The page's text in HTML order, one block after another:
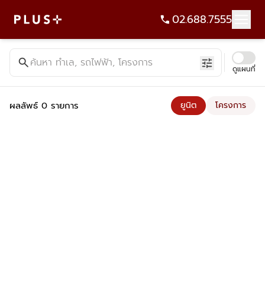
02.688.7555
ค้นหาคอนโด บ้าน ที่ดิน อาคารสำนักงาน ทั้งขายและเช่า - Plus
searchค้นหา ทำเล, รถไฟฟ้า, โครงการ tune ดูแผนที่
ผลลัพธ์ 0 รายการ ยูนิต โครงการ